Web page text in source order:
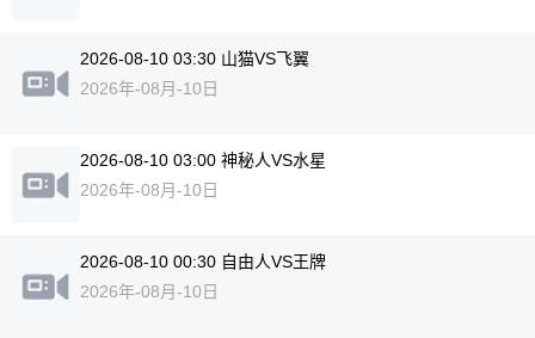
2026-08-10 03:30 山猫VS飞翼
2026年-08月-10日
2026-08-10 03:00 神秘人VS水星
2026年-08月-10日
2026-08-10 00:30 自由人VS王牌
2026年-08月-10日